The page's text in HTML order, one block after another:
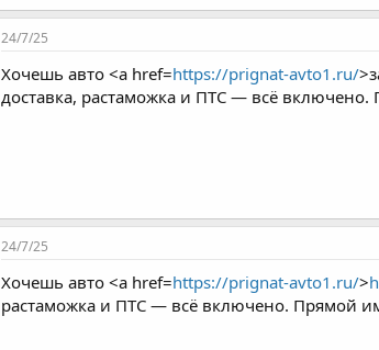
24/7/25
Хочешь авто <a href=https://prignat-avto1.ru/
доставка, растаможка и ПТС — всё
24/7/25
Хочешь авто <a href=https://prignat-avto1.ru/>
растаможка и ПТС — всё включено. Прямой